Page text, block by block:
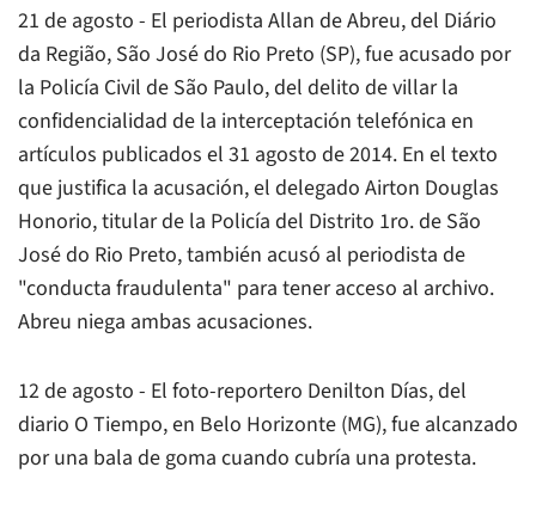
21 de agosto - El periodista Allan de Abreu, del Diário
da Região, São José do Rio Preto (SP), fue acusado por
la Policía Civil de São Paulo, del delito de villar la
confidencialidad de la interceptación telefónica en
artículos publicados el 31 agosto de 2014. En el texto
que justifica la acusación, el delegado Airton Douglas
Honorio, titular de la Policía del Distrito 1ro. de São
José do Rio Preto, también acusó al periodista de
"conducta fraudulenta" para tener acceso al archivo.
Abreu niega ambas acusaciones.
12 de agosto - El foto-reportero Denilton Días, del
diario O Tiempo, en Belo Horizonte (MG), fue alcanzado
por una bala de goma cuando cubría una protesta.